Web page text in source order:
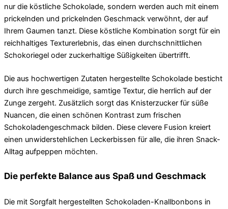
nur die köstliche Schokolade, sondern werden auch mit einem
prickelnden und prickelnden Geschmack verwöhnt, der auf
Ihrem Gaumen tanzt. Diese köstliche Kombination sorgt für ein
reichhaltiges Texturerlebnis, das einen durchschnittlichen
Schokoriegel oder zuckerhaltige Süßigkeiten übertrifft.
Die aus hochwertigen Zutaten hergestellte Schokolade besticht
durch ihre geschmeidige, samtige Textur, die herrlich auf der
Zunge zergeht. Zusätzlich sorgt das Knisterzucker für süße
Nuancen, die einen schönen Kontrast zum frischen
Schokoladengeschmack bilden. Diese clevere Fusion kreiert
einen unwiderstehlichen Leckerbissen für alle, die ihren Snack-
Alltag aufpeppen möchten.
Die perfekte Balance aus Spaß und Geschmack
Die mit Sorgfalt hergestellten Schokoladen-Knallbonbons in